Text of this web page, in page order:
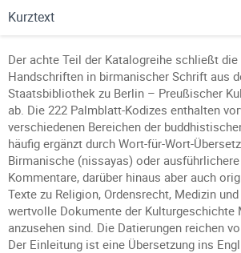
Kurztext
Der achte Teil der Katalogreihe schließt
Handschriften in birmanischer Schrift aus
Staatsbibliothek zu Berlin – Preußischer
ab. Die 222 Palmblatt-Kodizes enthalten
verschiedenen Bereichen der
häufig ergänzt durch Wort-für-Wort-
Birmanische (nissayas) oder
Kommentare, darüber hinaus aber auch
Texte zu Religion, Ordensrecht, Medizin
wertvolle Dokumente der Kulturgeschichte
anzusehen sind. Die Datierungen reichen
Der Einleitung ist eine Übersetzung ins